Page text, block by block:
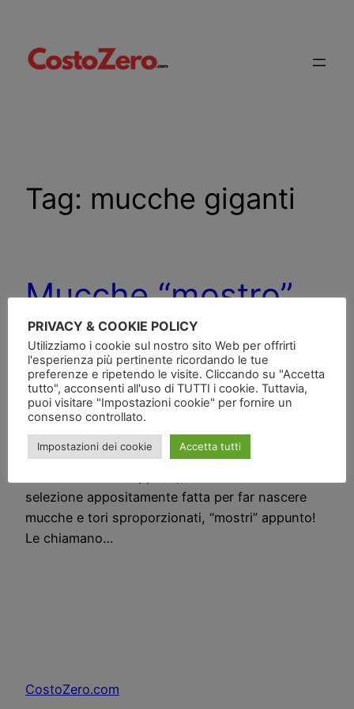
contenuto
Tag: mucche giganti
Mucche “mostro”
[youtube]https://www.youtube.com/watch?
v=Nmkj5gq1cQU[/youtube] Mucche “mostro”
Proprio non ci possiamo fermare con le testine…
nel video potete vedere un pezzo estratto da
National Geographic dove fanno vedere queste
mucche giganti e piene di muscoli e massa quasi
selezione appositamente fatta per far nascere
mucche e tori sproporzionati, “mostri” appunto!
Le chiamano…
CostoZero.com
PRIVACY & COOKIE POLICY
Utilizziamo i cookie sul nostro sito Web per offrirti
l'esperienza più pertinente ricordando le tue
preferenze e ripetendo le visite. Cliccando su "Accetta
tutto", acconsenti all'uso di TUTTI i cookie. Tuttavia,
puoi visitare "Impostazioni cookie" per fornire un
consenso controllato.
Impostazioni dei cookie Accetta tutti